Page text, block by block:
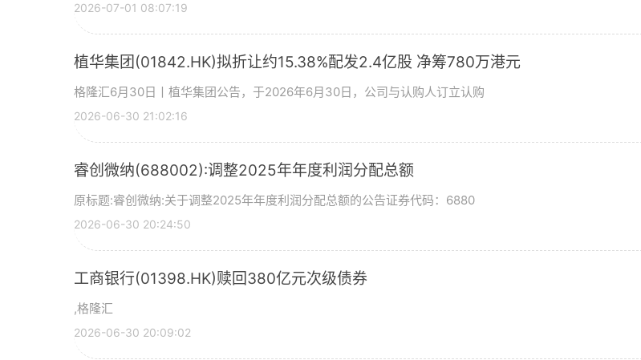
2026-07-01 08:07:19
植华集团(01842.HK)拟折让约15.38%配发2.4亿股 净筹780万港元
格隆汇6月30日丨植华集团公告，于2026年6月30日，公司与认购人订立认购
2026-06-30 21:02:16
睿创微纳(688002):调整2025年年度利润分配总额
原标题:睿创微纳:关于调整2025年年度利润分配总额的公告证券代码：6880
2026-06-30 20:24:50
工商银行(01398.HK)赎回380亿元次级债券
,格隆汇
2026-06-30 20:09:02